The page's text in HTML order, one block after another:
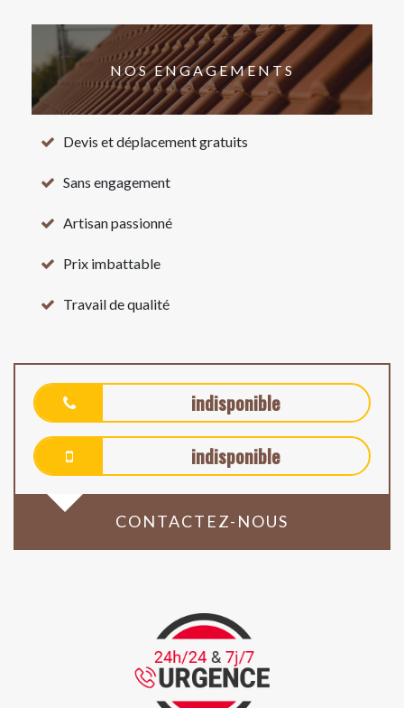
NOS ENGAGEMENTS
Devis et déplacement gratuits
Sans engagement
Artisan passionné
Prix imbattable
Travail de qualité
indisponible
indisponible
CONTACTEZ-NOUS